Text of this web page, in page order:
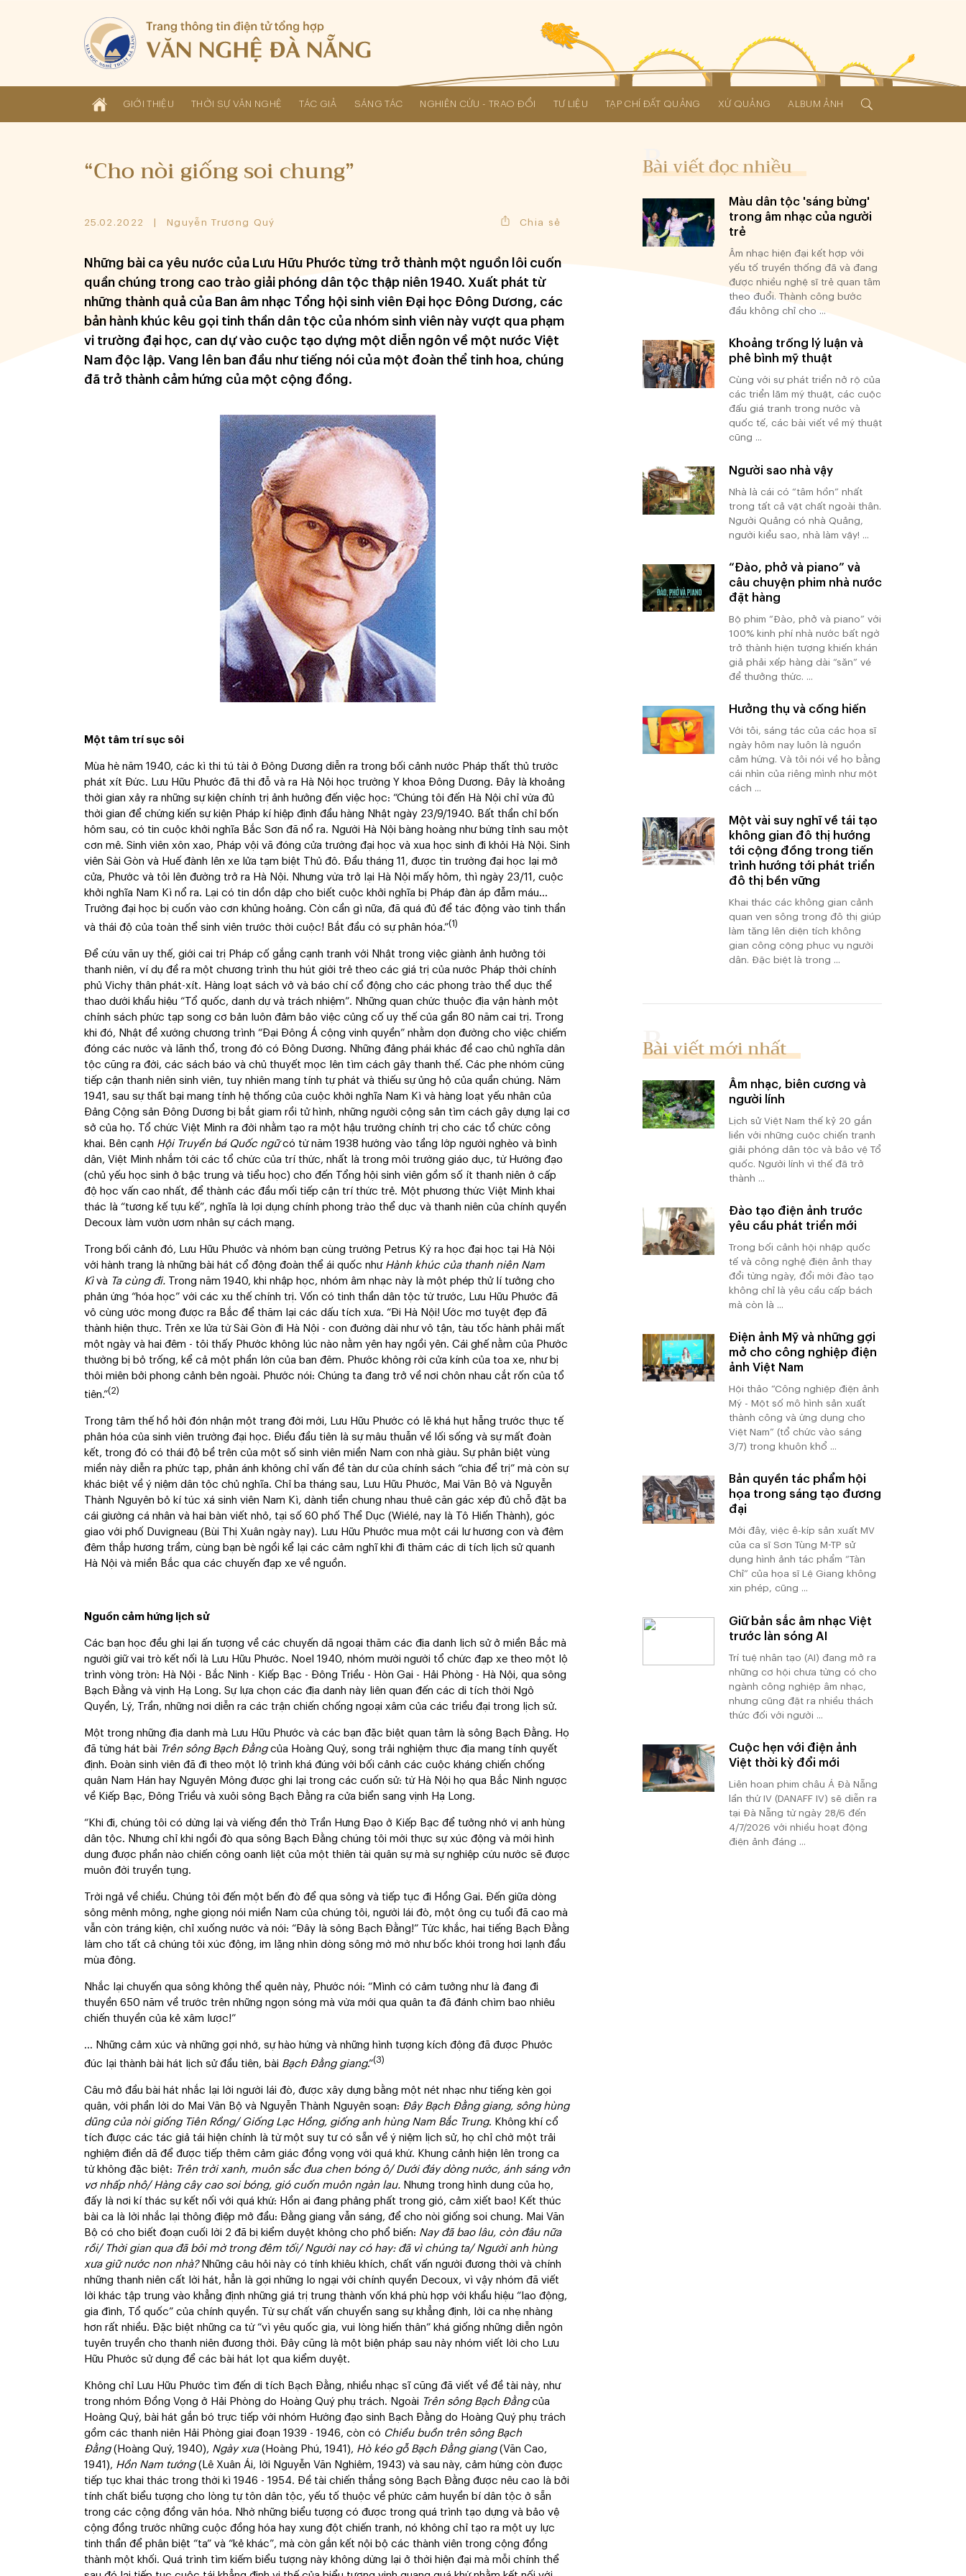
GIỚI THIỆU THỜI SỰ VĂN NGHỆ TÁC GIẢ SÁNG TÁC NGHIÊN CỨU - TRAO ĐỔI TƯ LIỆU TẠP CHÍ ĐẤT QUẢNG XỨ QUẢNG ALBUM ẢNH
“Cho nòi giống soi chung”
25.02.2022 Nguyễn Trương Quý Chia sẻ
Những bài ca yêu nước của Lưu Hữu Phước từng trở thành một nguồn lôi cuốn
quần chúng trong cao trào giải phóng dân tộc thập niên 1940. Xuất phát từ
những thành quả của Ban âm nhạc Tổng hội sinh viên Đại học Đông Dương, các
bản hành khúc kêu gọi tinh thần dân tộc của nhóm sinh viên này vượt qua phạm
vi trường đại học, can dự vào cuộc tạo dựng một diễn ngôn về một nước Việt
Nam độc lập. Vang lên ban đầu như tiếng nói của một đoàn thể tinh hoa, chúng
đã trở thành cảm hứng của một cộng đồng.
Một tâm trí sục sôi
Mùa hè năm 1940, các kì thi tú tài ở Đông Dương diễn ra trong bối cảnh nước Pháp thất thủ trước
phát xít Đức. Lưu Hữu Phước đã thi đỗ và ra Hà Nội học trường Y khoa Đông Dương. Đây là khoảng
thời gian xảy ra những sự kiện chính trị ảnh hưởng đến việc học: “Chúng tôi đến Hà Nội chỉ vừa đủ
thời gian để chứng kiến sự kiện Pháp kí hiệp định đầu hàng Nhật ngày 23/9/1940. Bất thần chỉ bốn
hôm sau, có tin cuộc khởi nghĩa Bắc Sơn đã nổ ra. Người Hà Nội bàng hoàng như bừng tỉnh sau một
cơn mê. Sinh viên xôn xao, Pháp vội vã đóng cửa trường đại học và xua học sinh đi khỏi Hà Nội. Sinh
viên Sài Gòn và Huế đành lên xe lửa tạm biệt Thủ đô. Đầu tháng 11, được tin trường đại học lại mở
cửa, Phước và tôi lên đường trở ra Hà Nội. Nhưng vừa trở lại Hà Nội mấy hôm, thì ngày 23/11, cuộc
khởi nghĩa Nam Kì nổ ra. Lại có tin dồn dập cho biết cuộc khởi nghĩa bị Pháp đàn áp đẫm máu…
Trường đại học bị cuốn vào cơn khủng hoảng. Còn cần gì nữa, đã quá đủ để tác động vào tinh thần
và thái độ của toàn thể sinh viên trước thời cuộc! Bắt đầu có sự phân hóa.”(1)
Để cứu vãn uy thế, giới cai trị Pháp cố gắng cạnh tranh với Nhật trong việc giành ảnh hưởng tới
thanh niên, ví dụ đề ra một chương trình thu hút giới trẻ theo các giá trị của nước Pháp thời chính
phủ Vichy thân phát-xít. Hàng loạt sách vở và báo chí cổ động cho các phong trào thể dục thể
thao dưới khẩu hiệu “Tổ quốc, danh dự và trách nhiệm”. Những quan chức thuộc địa vận hành một
chính sách phức tạp song cơ bản luôn đảm bảo việc củng cố uy thế của gần 80 năm cai trị. Trong
khi đó, Nhật đề xướng chương trình “Đại Đông Á cộng vinh quyền” nhằm dọn đường cho việc chiếm
đóng các nước và lãnh thổ, trong đó có Đông Dương. Những đảng phái khác đề cao chủ nghĩa dân
tộc cũng ra đời, các sách báo và chủ thuyết mọc lên tìm cách gây thanh thế. Các phe nhóm cũng
tiếp cận thanh niên sinh viên, tuy nhiên mang tính tự phát và thiếu sự ủng hộ của quần chúng. Năm
1941, sau sự thất bại mang tính hệ thống của cuộc khởi nghĩa Nam Kì và hàng loạt yếu nhân của
Đảng Cộng sản Đông Dương bị bắt giam rồi tử hình, những người cộng sản tìm cách gây dựng lại cơ
sở của họ. Tổ chức Việt Minh ra đời nhằm tạo ra một hậu trường chính trị cho các tổ chức công
khai. Bên cạnh Hội Truyền bá Quốc ngữcó từ năm 1938 hướng vào tầng lớp người nghèo và bình
dân, Việt Minh nhắm tới các tổ chức của trí thức, nhất là trong môi trường giáo dục, từ Hướng đạo
(chủ yếu học sinh ở bậc trung và tiểu học) cho đến Tổng hội sinh viên gồm số ít thanh niên ở cấp
độ học vấn cao nhất, để thành các đầu mối tiếp cận trí thức trẻ. Một phương thức Việt Minh khai
thác là “tương kế tựu kế”, nghĩa là lợi dụng chính phong trào thể dục và thanh niên của chính quyền
Decoux làm vườn ươm nhân sự cách mạng.
Trong bối cảnh đó, Lưu Hữu Phước và nhóm bạn cùng trường Petrus Ký ra học đại học tại Hà Nội
với hành trang là những bài hát cổ động đoàn thể ái quốc như Hành khúc của thanh niên Nam
Kì và Ta cùng đi. Trong năm 1940, khi nhập học, nhóm âm nhạc này là một phép thử lí tưởng cho
phản ứng “hóa học” với các xu thế chính trị. Vốn có tinh thần dân tộc từ trước, Lưu Hữu Phước đã
vô cùng ước mong được ra Bắc để thăm lại các dấu tích xưa. “Đi Hà Nội! Ước mơ tuyệt đẹp đã
thành hiện thực. Trên xe lửa từ Sài Gòn đi Hà Nội - con đường dài như vô tận, tàu tốc hành phải mất
một ngày và hai đêm - tôi thấy Phước không lúc nào nằm yên hay ngồi yên. Cái ghế nằm của Phước
thường bị bỏ trống, kể cả một phần lớn của ban đêm. Phước không rời cửa kính của toa xe, như bị
thôi miên bởi phong cảnh bên ngoài. Phước nói: Chúng ta đang trở về nơi chôn nhau cắt rốn của tổ
tiên.”(2)
Trong tâm thế hồ hởi đón nhận một trang đời mới, Lưu Hữu Phước có lẽ khá hụt hẫng trước thực tế
phân hóa của sinh viên trường đại học. Điều đầu tiên là sự mâu thuẫn về lối sống và sự mất đoàn
kết, trong đó có thái độ bề trên của một số sinh viên miền Nam con nhà giàu. Sự phân biệt vùng
miền này diễn ra phức tạp, phản ánh không chỉ vấn đề tàn dư của chính sách “chia để trị” mà còn sự
khác biệt về ý niệm dân tộc chủ nghĩa. Chỉ ba tháng sau, Lưu Hữu Phước, Mai Văn Bộ và Nguyễn
Thành Nguyên bỏ kí túc xá sinh viên Nam Kì, dành tiền chung nhau thuê căn gác xép đủ chỗ đặt ba
cái giường cá nhân và hai bàn viết nhỏ, tại số 60 phố Thể Dục (Wiélé, nay là Tô Hiến Thành), góc
giao với phố Duvigneau (Bùi Thị Xuân ngày nay). Lưu Hữu Phước mua một cái lư hương con và đêm
đêm thắp hương trầm, cùng bạn bè ngồi kể lại các cảm nghĩ khi đi thăm các di tích lịch sử quanh
Hà Nội và miền Bắc qua các chuyến đạp xe về nguồn.
Nguồn cảm hứng lịch sử
Các bạn học đều ghi lại ấn tượng về các chuyến dã ngoại thăm các địa danh lịch sử ở miền Bắc mà
người giữ vai trò kết nối là Lưu Hữu Phước. Noel 1940, nhóm mười người tổ chức đạp xe theo một lộ
trình vòng tròn: Hà Nội - Bắc Ninh - Kiếp Bạc - Đông Triều - Hòn Gai - Hải Phòng - Hà Nội, qua sông
Bạch Đằng và vịnh Hạ Long. Sự lựa chọn các địa danh này liên quan đến các di tích thời Ngô
Quyền, Lý, Trần, những nơi diễn ra các trận chiến chống ngoại xâm của các triều đại trong lịch sử.
Một trong những địa danh mà Lưu Hữu Phước và các bạn đặc biệt quan tâm là sông Bạch Đằng. Họ
đã từng hát bài Trên sông Bạch Đằngcủa Hoàng Quý, song trải nghiệm thực địa mang tính quyết
định. Đoàn sinh viên đã đi theo một lộ trình khá đúng với bối cảnh các cuộc kháng chiến chống
quân Nam Hán hay Nguyên Mông được ghi lại trong các cuốn sử: từ Hà Nội họ qua Bắc Ninh ngược
về Kiếp Bạc, Đông Triều và xuôi sông Bạch Đằng ra cửa biển sang vịnh Hạ Long.
“Khi đi, chúng tôi có dừng lại và viếng đền thờ Trần Hưng Đạo ở Kiếp Bạc để tưởng nhớ vị anh hùng
dân tộc. Nhưng chỉ khi ngồi đò qua sông Bạch Đằng chúng tôi mới thực sự xúc động và mới hình
dung được phần nào chiến công oanh liệt của một thiên tài quân sự mà sự nghiệp cứu nước sẽ được
muôn đời truyền tụng.
Trời ngả về chiều. Chúng tôi đến một bến đò để qua sông và tiếp tục đi Hồng Gai. Đến giữa dòng
sông mênh mông, nghe giọng nói miền Nam của chúng tôi, người lái đò, một ông cụ tuổi đã cao mà
vẫn còn tráng kiện, chỉ xuống nước và nói: “Đây là sông Bạch Đằng!” Tức khắc, hai tiếng Bạch Đằng
làm cho tất cả chúng tôi xúc động, im lặng nhìn dòng sông mờ mờ như bốc khói trong hơi lạnh đầu
mùa đông.
Nhắc lại chuyến qua sông không thể quên này, Phước nói: “Mình có cảm tưởng như là đang đi
thuyền 650 năm về trước trên những ngọn sóng mà vừa mới qua quân ta đã đánh chìm bao nhiêu
chiến thuyền của kẻ xâm lược!”
… Những cảm xúc và những gợi nhớ, sự hào hứng và những hình tượng kích động đã được Phước
đúc lại thành bài hát lịch sử đầu tiên, bài Bạch Đằng giang.”(3)
Câu mở đầu bài hát nhắc lại lời người lái đò, được xây dựng bằng một nét nhạc như tiếng kèn gọi
quân, với phần lời do Mai Văn Bộ và Nguyễn Thành Nguyên soạn: Đây Bạch Đằng giang, sông hùng
dũng của nòi giống Tiên Rồng/ Giống Lạc Hồng, giống anh hùng Nam Bắc Trung. Không khí cổ
tích được các tác giả tái hiện chính là từ một suy tư có sẵn về ý niệm lịch sử, họ chỉ chờ một trải
nghiệm điền dã để được tiếp thêm cảm giác đồng vọng với quá khứ. Khung cảnh hiện lên trong ca
từ không đặc biệt: Trên trời xanh, muôn sắc đua chen bóng ô/ Dưới đáy dòng nước, ánh sáng vởn
vơ nhấp nhô/ Hàng cây cao soi bóng, gió cuốn muôn ngàn lau. Nhưng trong hình dung của họ,
đấy là nơi kí thác sự kết nối với quá khứ: Hồn ai đang phảng phất trong gió, cảm xiết bao! Kết thúc
bài ca là lời nhắc lại thông điệp mở đầu: Đằng giang vẫn sáng, để cho nòi giống soi chung. Mai Văn
Bộ có cho biết đoạn cuối lời 2 đã bị kiểm duyệt không cho phổ biến: Nay đã bao lâu, còn đâu nữa
rồi/ Thời gian qua đã bôi mờ trong đêm tối/ Người nay có hay: đã vì chúng ta/ Người anh hùng
xưa giữ nước non nhà?Những câu hỏi này có tính khiêu khích, chất vấn người đương thời và chính
những thanh niên cất lời hát, hẳn là gợi những lo ngại với chính quyền Decoux, vì vậy nhóm đã viết
lời khác tập trung vào khẳng định những giá trị trung thành vốn khá phù hợp với khẩu hiệu “lao động,
gia đình, Tổ quốc” của chính quyền. Từ sự chất vấn chuyển sang sự khẳng định, lời ca nhẹ nhàng
hơn rất nhiều. Đặc biệt những ca từ “vì yêu quốc gia, vui lòng hiến thân” khá giống những diễn ngôn
tuyên truyền cho thanh niên đương thời. Đây cũng là một biện pháp sau này nhóm viết lời cho Lưu
Hữu Phước sử dụng để các bài hát lọt qua kiểm duyệt.
Không chỉ Lưu Hữu Phước tìm đến di tích Bạch Đằng, nhiều nhạc sĩ cũng đã viết về đề tài này, như
trong nhóm Đồng Vọng ở Hải Phòng do Hoàng Quý phụ trách. Ngoài Trên sông Bạch Đằngcủa
Hoàng Quý, bài hát gắn bó trực tiếp với nhóm Hướng đạo sinh Bạch Đằng do Hoàng Quý phụ trách
gồm các thanh niên Hải Phòng giai đoạn 1939 - 1946, còn có Chiều buồn trên sông Bạch
Đằng(Hoàng Quý, 1940), Ngày xưa(Hoàng Phú, 1941), Hò kéo gỗ Bạch Đằng giang(Văn Cao,
1941), Hồn Nam tướng(Lê Xuân Ái, lời Nguyễn Văn Nghiêm, 1943) và sau này, cảm hứng còn được
tiếp tục khai thác trong thời kì 1946 - 1954. Đề tài chiến thắng sông Bạch Đằng được nêu cao là bởi
tính chất biểu tượng cho lòng tự tôn dân tộc, yếu tố thuộc về phức cảm huyền bí dân tộc ở sẵn
trong các cộng đồng văn hóa. Nhờ những biểu tượng có được trong quá trình tạo dựng và bảo vệ
cộng đồng trước những cuộc đồng hóa hay xung đột chiến tranh, nó không chỉ tạo ra một uy lực
tinh thần để phân biệt “ta” và “kẻ khác”, mà còn gắn kết nội bộ các thành viên trong cộng đồng
thành một khối. Quá trình tìm kiếm biểu tượng này không dừng lại ở thời hiện đại mà mỗi chính thể
Bài viết đọc nhiều
Màu dân tộc 'sáng bừng'
trong âm nhạc của người
trẻ
Âm nhạc hiện đại kết hợp với
yếu tố truyền thống đã và đang
được nhiều nghệ sĩ trẻ quan tâm
theo đuổi. Thành công bước
đầu không chỉ cho ...
Khoảng trống lý luận và
phê bình mỹ thuật
Cùng với sự phát triển nở rộ của
các triển lãm mỹ thuật, các cuộc
đấu giá tranh trong nước và
quốc tế, các bài viết về mỹ thuật
cũng ...
Người sao nhà vậy
Nhà là cái có “tâm hồn” nhất
trong tất cả vật chất ngoài thân.
Người Quảng có nhà Quảng,
người kiểu sao, nhà làm vậy! ...
“Đào, phở và piano” và
câu chuyện phim nhà nước
đặt hàng
Bộ phim “Đào, phở và piano” với
100% kinh phí nhà nước bất ngờ
trở thành hiện tượng khiến khán
giả phải xếp hàng dài “săn” vé
để thưởng thức. ...
Hưởng thụ và cống hiến
Với tôi, sáng tác của các họa sĩ
ngày hôm nay luôn là nguồn
cảm hứng. Và tôi nói về họ bằng
cái nhìn của riêng mình như một
cách ...
Một vài suy nghĩ về tái tạo
không gian đô thị hướng
tới cộng đồng trong tiến
trình hướng tới phát triển
đô thị bền vững
Khai thác các không gian cảnh
quan ven sông trong đô thị giúp
làm tăng lên diện tích không
gian công cộng phục vụ người
dân. Đặc biệt là trong ...
Bài viết mới nhất
Âm nhạc, biên cương và
người lính
Lịch sử Việt Nam thế kỷ 20 gắn
liền với những cuộc chiến tranh
giải phóng dân tộc và bảo vệ Tổ
quốc. Người lính vì thế đã trở
thành ...
Đào tạo điện ảnh trước
yêu cầu phát triển mới
Trong bối cảnh hội nhập quốc
tế và công nghệ điện ảnh thay
đổi từng ngày, đổi mới đào tạo
không chỉ là yêu cầu cấp bách
mà còn là ...
Điện ảnh Mỹ và những gợi
mở cho công nghiệp điện
ảnh Việt Nam
Hội thảo “Công nghiệp điện ảnh
Mỹ - Một số mô hình sản xuất
thành công và ứng dụng cho
Việt Nam” (tổ chức vào sáng
3/7) trong khuôn khổ ...
Bản quyền tác phẩm hội
họa trong sáng tạo đương
đại
Mới đây, việc ê-kíp sản xuất MV
của ca sĩ Sơn Tùng M-TP sử
dụng hình ảnh tác phẩm “Tàn
Chỉ” của họa sĩ Lệ Giang không
xin phép, cũng ...
Giữ bản sắc âm nhạc Việt
trước làn sóng AI
Trí tuệ nhân tạo (AI) đang mở ra
những cơ hội chưa từng có cho
ngành công nghiệp âm nhạc,
nhưng cũng đặt ra nhiều thách
thức đối với người ...
Cuộc hẹn với điện ảnh
Việt thời kỳ đổi mới
Liên hoan phim châu Á Đà Nẵng
lần thứ IV (DANAFF IV) sẽ diễn ra
tại Đà Nẵng từ ngày 28/6 đến
4/7/2026 với nhiều hoạt động
điện ảnh đáng ...